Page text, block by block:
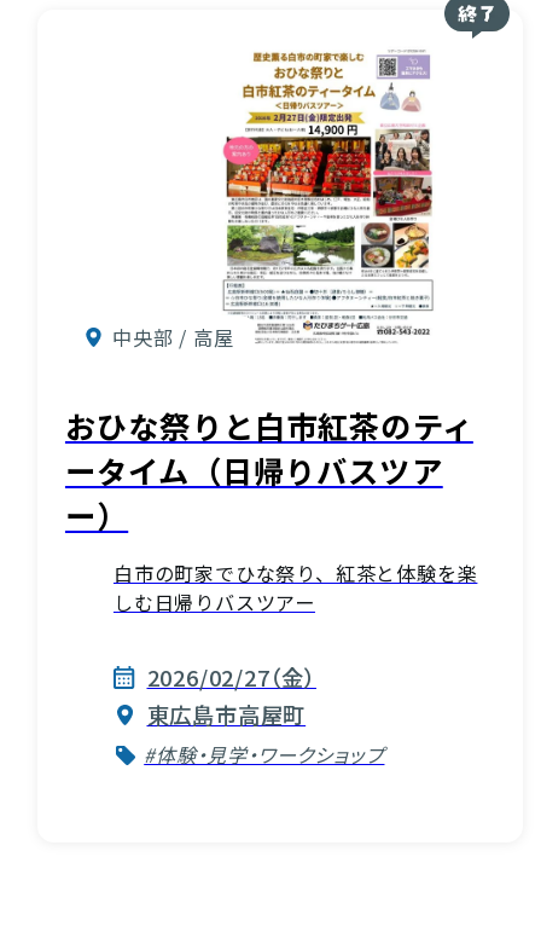
中央部 / 高屋
おひな祭りと白市紅茶のティ
ータイム（日帰りバスツア
ー）
白市の町家でひな祭り、紅茶と体験を楽
しむ日帰りバスツアー
2026/02/27（金）
東広島市高屋町
#体験・見学・ワークショップ